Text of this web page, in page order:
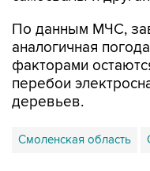
факторами
перебои
деревьев.
Смоленская область